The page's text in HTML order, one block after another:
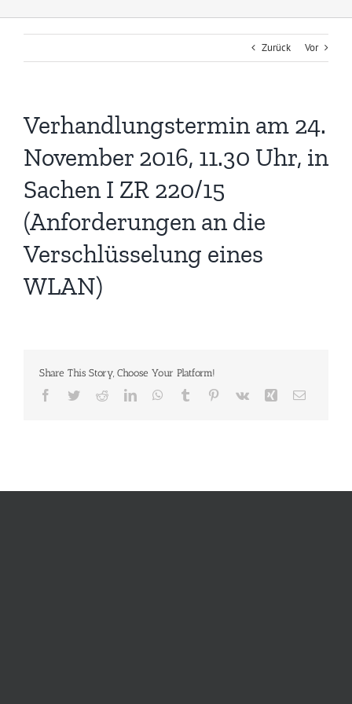
Zurück Vor
Verhandlungstermin am 24.
November 2016, 11.30 Uhr, in
Sachen I ZR 220/15
(Anforderungen an die
Verschlüsselung eines
WLAN)
Share This Story, Choose Your Platform!
Facebook
TwitterRedditLinkedInWhatsApp
Tumblr Pinterest
Vk Xing E-